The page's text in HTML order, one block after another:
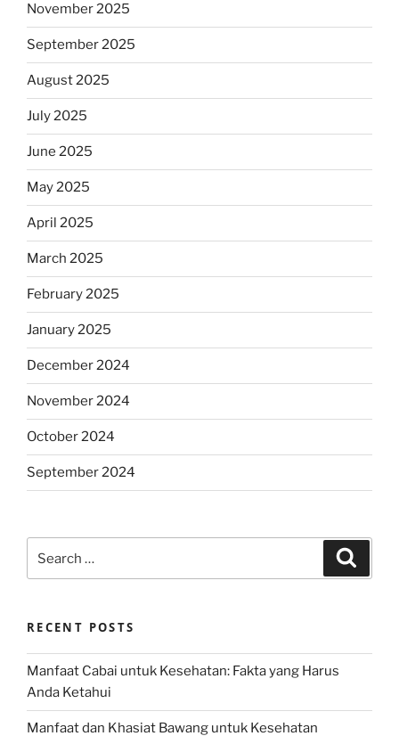
November 2025
September 2025
August 2025
July 2025
June 2025
May 2025
April 2025
March 2025
February 2025
January 2025
December 2024
November 2024
October 2024
September 2024
for:
RECENT POSTS
Manfaat Cabai untuk Kesehatan: Fakta yang Harus
Anda Ketahui
Manfaat dan Khasiat Bawang untuk Kesehatan